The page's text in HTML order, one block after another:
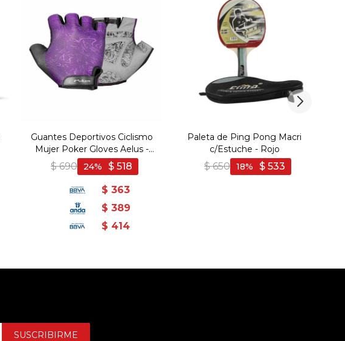
Guantes Deportivos Ciclismo
Mujer Poker Gloves Aelus -
Purpura-Negro
$ 690 $ 518
24
$ 363
$ 389
$ 414
Paleta de Ping Pong Macri
c/Estuche - Rojo
$ 650 $ 533
18
SUSCRIBIRME